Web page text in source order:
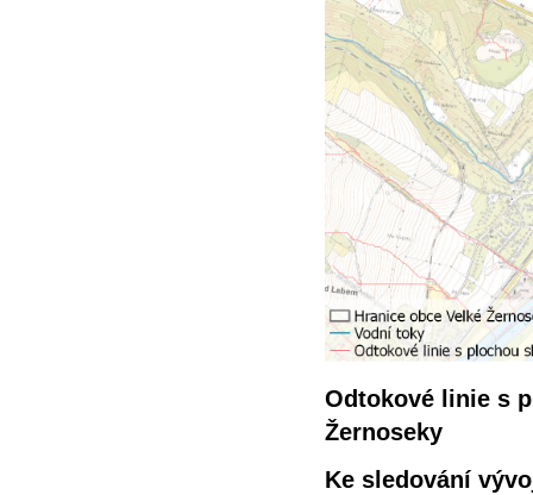
Odtokové linie s
Žernoseky
Ke sledování